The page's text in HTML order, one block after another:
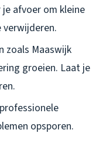
afvoer om kleine
zoals Maaswijk
groeien. Laat je
opsporen.